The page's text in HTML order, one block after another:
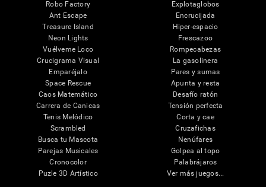
Robo Factory
Ant Escape
Treasure Island
Neon Lights
Vuélveme Loco
Crucigrama Visual
Emparéjalo
Space Rescue
Caos Matemático
Carrera de Canicas
Tenis Melódico
Scrambled
Busca tu Mascota
Parejas Musicales
Cronocolor
Puzle 3D Artístico
Explotaglobos
Encrucijada
Hiper-espacio
Frescazoo
Rompecabezas
La gasolinera
Pares y sumas
Apunta y resta
Desafío ratón
Tensión perfecta
Corta y cae
Cruzafichas
Nenúfares
Golpea al topo
Palabrájaros
Ver más juegos...